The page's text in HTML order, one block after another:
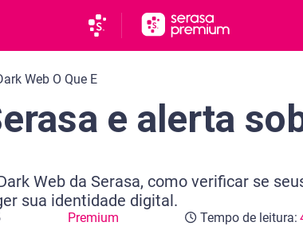
Web O Que E
e alerta
Web da Serasa, como verificar se
sua identidade digital.
Premium Tempo de leitura: